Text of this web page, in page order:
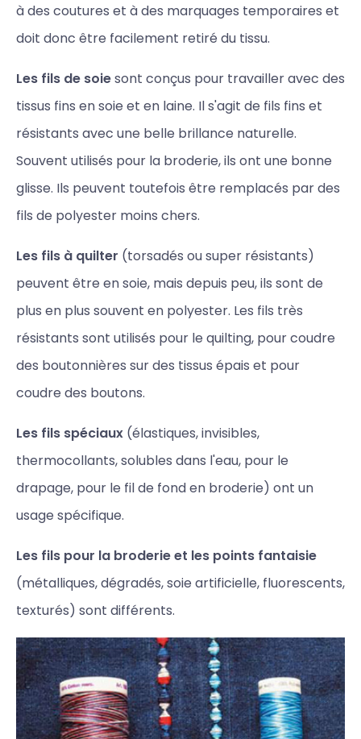
à des coutures et à des marquages temporaires et
doit donc être facilement retiré du tissu.
Les fils de soiesont conçus pour travailler avec des
tissus fins en soie et en laine. Il s'agit de fils fins et
résistants avec une belle brillance naturelle.
Souvent utilisés pour la broderie, ils ont une bonne
glisse. Ils peuvent toutefois être remplacés par des
fils de polyester moins chers.
Les fils à quilter (torsadés ou super résistants)
peuvent être en soie, mais depuis peu, ils sont de
plus en plus souvent en polyester. Les fils très
résistants sont utilisés pour le quilting, pour coudre
des boutonnières sur des tissus épais et pour
coudre des boutons.
Les fils spéciaux (élastiques, invisibles,
thermocollants, solubles dans l'eau, pour le
drapage, pour le fil de fond en broderie) ont un
usage spécifique.
Les fils pour la broderie et les points fantaisie
(métalliques, dégradés, soie artificielle, fluorescents,
texturés) sont différents.